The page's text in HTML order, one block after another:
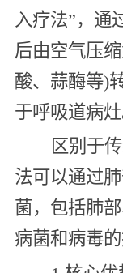
入疗法”，通
后由空气压
酸、蒜酶等)
于呼吸道病灶
区别于
法可以通过
菌，包括肺
病菌和病毒